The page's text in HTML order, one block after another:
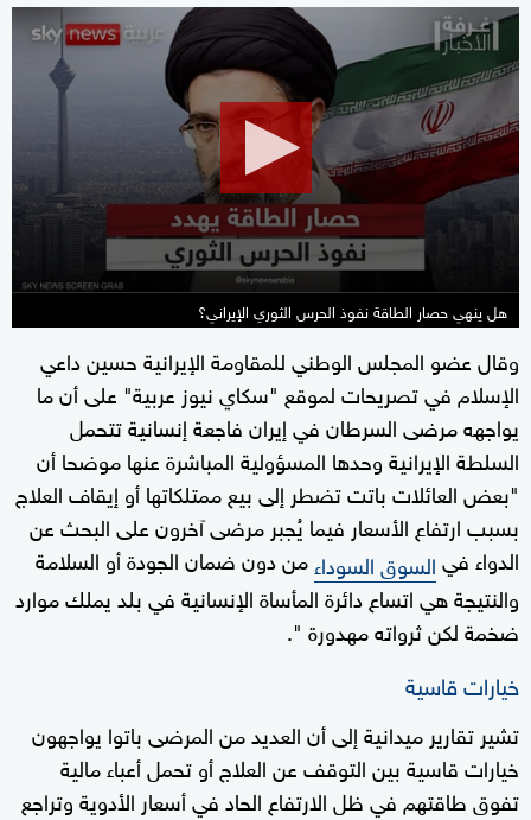
seconds
seconds
هل ينهي حصار الطاقة نفوذ الحرس الثوري الإيراني؟
وقال عضو المجلس الوطني للمقاومة الإيرانية حسين داعي
الإسلام في تصريحات لموقع "سكاي نيوز عربية" على أن ما
يواجهه مرضى السرطان في إيران فاجعة إنسانية تتحمل
السلطة الإيرانية وحدها المسؤولية المباشرة عنها موضحا أن
"بعض العائلات باتت تضطر إلى بيع ممتلكاتها أو إيقاف العلاج
بسبب ارتفاع الأسعار فيما يُجبر مرضى آخرون على البحث عن
الدواء فيالسوق السوداءمن دون ضمان الجودة أو السلامة
والنتيجة هي اتساع دائرة المأساة الإنسانية في بلد يملك موارد
ضخمة لكن ثرواته مهدورة ".
خيارات قاسية
تشير تقارير ميدانية إلى أن العديد من المرضى باتوا يواجهون
خيارات قاسية بين التوقف عن العلاج أو تحمل أعباء مالية
تفوق طاقتهم في ظل الارتفاع الحاد في أسعار الأدوية وتراجع